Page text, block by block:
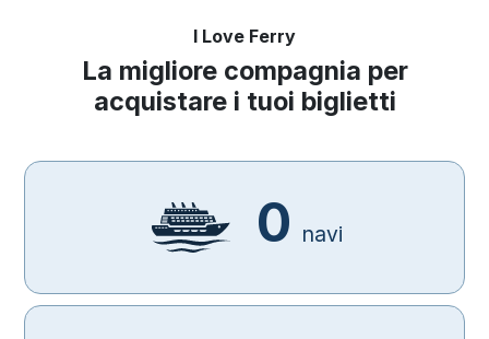
I Love Ferry
La migliore compagnia per
acquistare i tuoi biglietti
0 navi